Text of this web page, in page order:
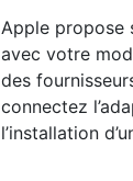
Apple propose
avec votre
des
connectez
l’installation